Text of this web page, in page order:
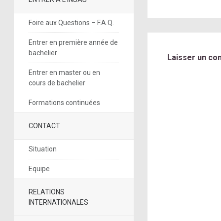
Foire aux Questions – F.A.Q.
Entrer en première année de
bachelier
Entrer en master ou en
cours de bachelier
Formations continuées
CONTACT
Situation
Equipe
RELATIONS
INTERNATIONALES
Laisser un